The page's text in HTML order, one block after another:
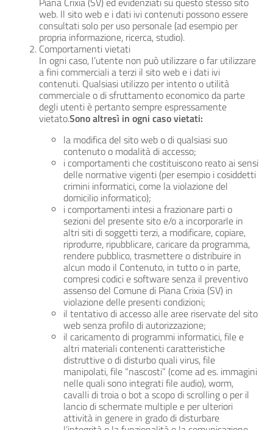
web. Il sito web e i dati ivi contenuti possono essere
consultati solo per uso personale (ad esempio per
propria informazione, ricerca, studio).
Comportamenti vietati
In ogni caso, l’utente non può utilizzare o far utilizzare
a fini commerciali a terzi il sito web e i dati ivi
contenuti. Qualsiasi utilizzo per intento o utilità
commerciale o di sfruttamento economico da parte
degli utenti è pertanto sempre espressamente
vietato.Sono altresì in ogni caso vietati:
la modifica del sito web o di qualsiasi suo
contenuto o modalità di accesso;
i comportamenti che costituiscono reato ai sensi
delle normative vigenti (per esempio i cosiddetti
crimini informatici, come la violazione del
domicilio informatico);
i comportamenti intesi a frazionare parti o
sezioni del presente sito e/o a incorporarle in
altri siti di soggetti terzi, a modificare, copiare,
riprodurre, ripubblicare, caricare da programma,
rendere pubblico, trasmettere o distribuire in
alcun modo il Contenuto, in tutto o in parte,
compresi codici e software senza il preventivo
assenso del Comune di Piana Crixia (SV) in
violazione delle presenti condizioni;
il tentativo di accesso alle aree riservate del sito
web senza profilo di autorizzazione;
il caricamento di programmi informatici, file e
altri materiali contenenti caratteristiche
distruttive o di disturbo quali virus, file
manipolati, file “nascosti” (come ad es. immagini
nelle quali sono integrati file audio), worm,
cavalli di troia o bot a scopo di scrolling o per il
lancio di schermate multiple e per ulteriori
attività in genere in grado di disturbare